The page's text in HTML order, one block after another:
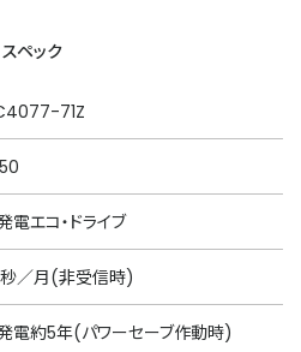
スペック
71Z
電エコ・ドライブ
／月(非受信時)
電約5年(パワーセーブ作動時)